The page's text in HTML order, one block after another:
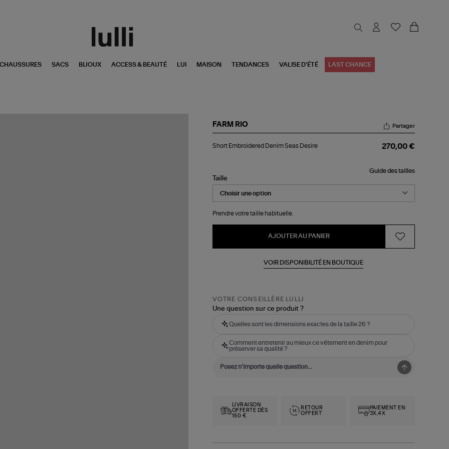
CHAUSSURES SACS BIJOUX ACCESS & BEAUTÉ LUI MAISON TENDANCES VALISE D'ÉTÉ LAST CHANCE
FARM RIO
Embroidered
Partager
Short Embroidered Denim Seas Desire 270,00 €
Guide des tailles
Taille
Prendre votre taille habituelle.
AJOUTER AU PANIER
VOIR DISPONIBILITÉ EN BOUTIQUE
VOTRE CONSEILLÈRE LULLI
Une question sur ce produit ?
Quelles sont les dimensions exactes de la taille 26 ?
Comment entretenir au mieux ce vêtement en denim pour
préserver sa qualité ?
LIVRAISON
OFFERTE DÈS
150 €
RETOUR
OFFERT
PAIEMENT EN
3X,4X